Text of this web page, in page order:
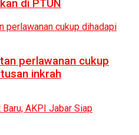
di PTUN
perlawanan cukup
inkrah